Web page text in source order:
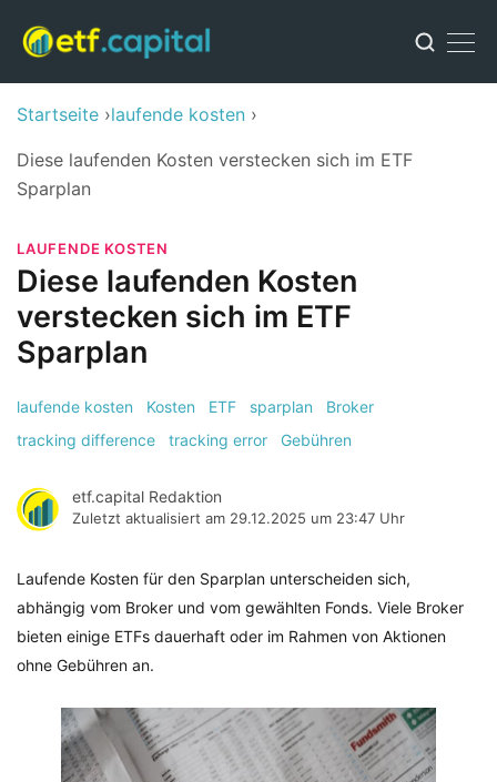
Startseite laufende kosten
Diese laufenden Kosten verstecken sich im ETF
Sparplan
LAUFENDE KOSTEN
Diese laufenden Kosten
verstecken sich im ETF
Sparplan
laufende kosten Kosten ETF sparplan
Broker
tracking difference
tracking error Gebühren
etf.capital Redaktion
Zuletzt aktualisiert am 29.12.2025 um 23:47 Uhr
Laufende Kosten für den Sparplan unterscheiden sich,
abhängig vom Broker und vom gewählten Fonds. Viele Broker
bieten einige ETFs dauerhaft oder im Rahmen von Aktionen
ohne Gebühren an.